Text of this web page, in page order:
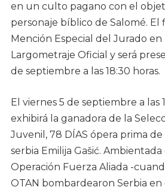
en un culto pagano con el
personaje bíblico de Salomé.
Mención Especial del Jurado en
Largometraje Oficial y será
de septiembre a las 18:30 horas.
El viernes 5 de septiembre a las
exhibirá la ganadora de la
Juvenil, 78 DÍAS ópera prima
serbia Emilija Gašić.
Operación Fuerza Aliada -
OTAN bombardearon Serbia